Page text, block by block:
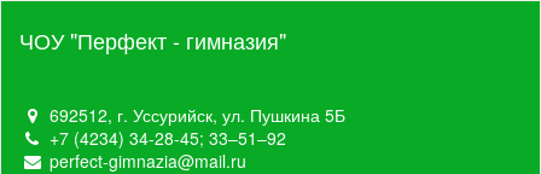
ЧОУ "Перфект - гимназия"
692512, г. Уссурийск, ул. Пушкина 5Б
+7 (4234) 34-28-45; 33‒51‒92
perfect-gimnazia@mail.ru